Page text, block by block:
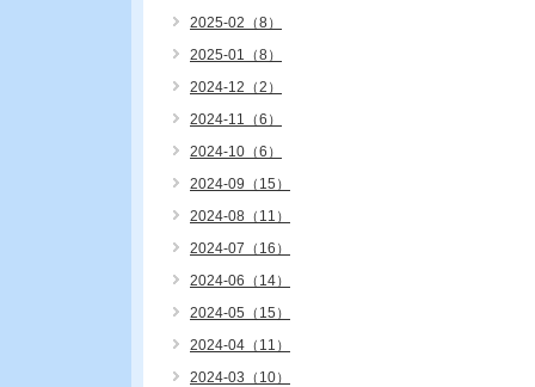
2025-02（8）
2025-01（8）
2024-12（2）
2024-11（6）
2024-10（6）
2024-09（15）
2024-08（11）
2024-07（16）
2024-06（14）
2024-05（15）
2024-04（11）
2024-03（10）